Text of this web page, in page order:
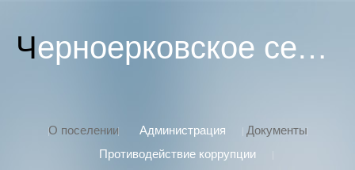
Черноерковское сельское поселение
О поселении Администрация
Документы
Противодействие коррупции